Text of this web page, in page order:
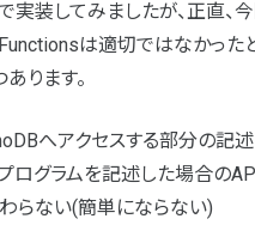
実装してみましたが、正直、
は適切ではなかった
ります。
へアクセスする部分の記述
ログラムを記述した場合の
らない(簡単にならない)